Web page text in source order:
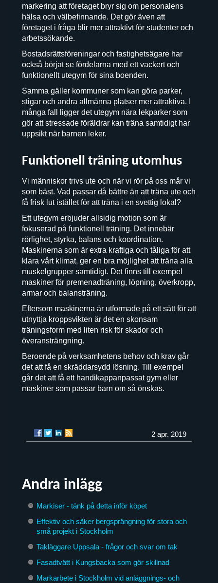
markering att företaget bryr sig om personalens
hälsa och välbefinnande. Det gör även att
företaget i fråga blir mer attraktivt för studenter och
arbetssökande.
Bostadsrättsföreningar och fastighetsägare har
också börjat se fördelarna med ett vackert och
funktionellt utegym för sina boenden.
Samma gäller kommuner som kan göra parker,
stigar och andra allmänna platser mer attraktiva. I
många fall ligger det utegym nära lekparker som
gör att stressade föräldrar kan träna samtidigt har
uppsikt när barnen leker.
Funktionell träning utomhus
Vi människor trivs ute och när vi rör på oss mår vi
som bäst. Vad passar då bättre än att träna ute och
få frisk lut istället för att träna i en svettig lokal?
Ett utegym erbjuder allsidig motion som är
fokuserad på funktionell träning. Det innebär
rörlighet, styrka, balans och koordination.
Maskinerna som är extra kraftiga och tåliga för att
klara vårt klimat, ger en bra möjlighet att träna alla
muskelgrupper samtidigt. Det finns till exempel
maskiner för premenadträning, löpning, överkropp,
armar och balansträning.
Eftersom maskinerna är utformade på ett sätt för att
utnyttja kroppsvikten är det en skonsam
träningsform med liten risk för skador och
överansträngning.
Beroende på verksamhetens behov och krav går
det att få en skräddarsydd lösning. Till exempel
går det att få ett handikappanpassat gym eller
maskiner som passar barn om så önskas.
2 apr. 2019
Andra inlägg
Markiser - tänk på detta inför köpet
Effektiv och säker bergsprängning för stora och
små projekt i Stockholm
Takläggare Uppsala - frågor och svar om tak
Fasadtvätt i Kungsbacka som gör skillnad
Markarbete i Stockholm vid anläggnings- och